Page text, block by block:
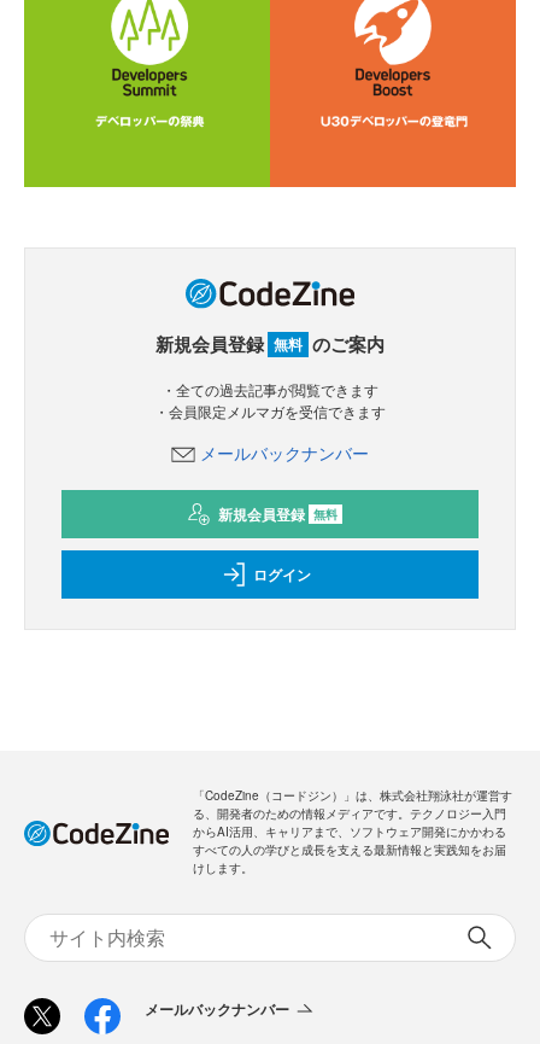
新規会員登録 無料 のご案内
・全ての過去記事が閲覧できます
・会員限定メルマガを受信できます
メールバックナンバー
新規会員登録 無料
ログイン
「CodeZine（コードジン）」は、株式会社翔泳社が運営す
る、開発者のための情報メディアです。テクノロジー入門
からAI活用、キャリアまで、ソフトウェア開発にかかわる
すべての人の学びと成長を支える最新情報と実践知をお届
けします。
メールバックナンバー